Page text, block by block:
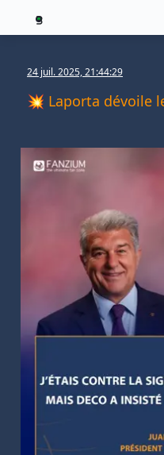
3
24 juil. 2025, 21:44:29
💥 Laporta dévoile